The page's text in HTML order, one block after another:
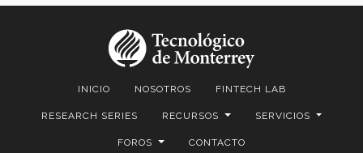
INICIO NOSOTROS FINTECH LAB
RESEARCH SERIES RECURSOS SERVICIOS
FOROS CONTACTO